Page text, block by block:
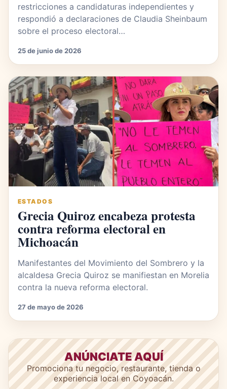
restricciones a candidaturas independientes y
respondió a declaraciones de Claudia Sheinbaum
sobre el proceso electoral…
25 de junio de 2026
ESTADOS
Grecia Quiroz encabeza protesta
contra reforma electoral en
Michoacán
Manifestantes del Movimiento del Sombrero y la
alcaldesa Grecia Quiroz se manifiestan en Morelia
contra la nueva reforma electoral.
27 de mayo de 2026
ANÚNCIATE AQUÍ
Promociona tu negocio, restaurante, tienda o
experiencia local en Coyoacán.